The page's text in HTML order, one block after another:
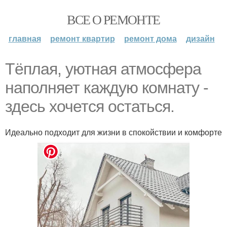
ВСЕ О РЕМОНТЕ
главная ремонт квартир ремонт дома дизайн
Тёплая, уютная атмосфера
наполняет каждую комнату -
здесь хочется остаться.
Идеально подходит для жизни в спокойствии и комфорте